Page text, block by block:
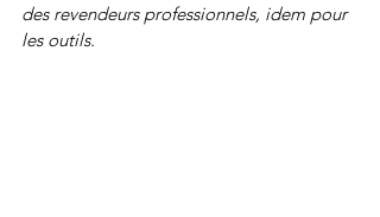
des revendeurs professionnels, idem pour
les outils.